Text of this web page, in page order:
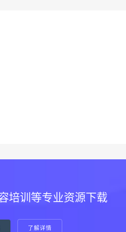
培训等专业资源下载
了解详情